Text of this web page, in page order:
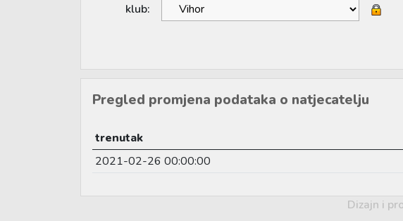
klub:
Pregled promjena podataka o natjecatelju
trenutak
2021-02-26 00:00:00
Dizajn i